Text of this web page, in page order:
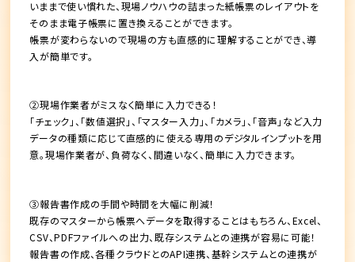
いままで使い慣れた、現場ノウハウの詰まった紙帳票のレイアウトを
そのまま電子帳票に置き換えることができます。
帳票が変わらないので現場の方も直感的に理解することができ、導
入が簡単です。
②現場作業者がミスなく簡単に入力できる！
「チェック」、「数値選択」、「マスター入力」、「カメラ」、「音声」など入力
データの種類に応じて直感的に使える専用のデジタルインプットを用
意。現場作業者が、負荷なく、間違いなく、簡単に入力できます。
③報告書作成の手間や時間を大幅に削減！
既存のマスターから帳票へデータを取得することはもちろん、Excel、
CSV、PDFファイルへの出力、既存システムとの連携が容易に可能！
報告書の作成、各種クラウドとのAPI連携、基幹システムとの連携が